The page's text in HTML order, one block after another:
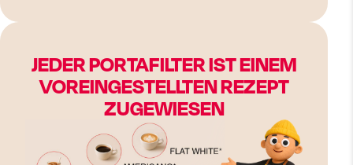
JEDER PORTAFILTER IST EINEM
VOREINGESTELLTEN REZEPT
ZUGEWIESEN